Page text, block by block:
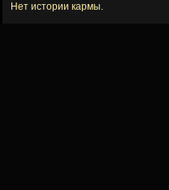
Нет истории кармы.